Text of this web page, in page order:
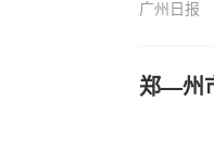
广州日报
郑—州